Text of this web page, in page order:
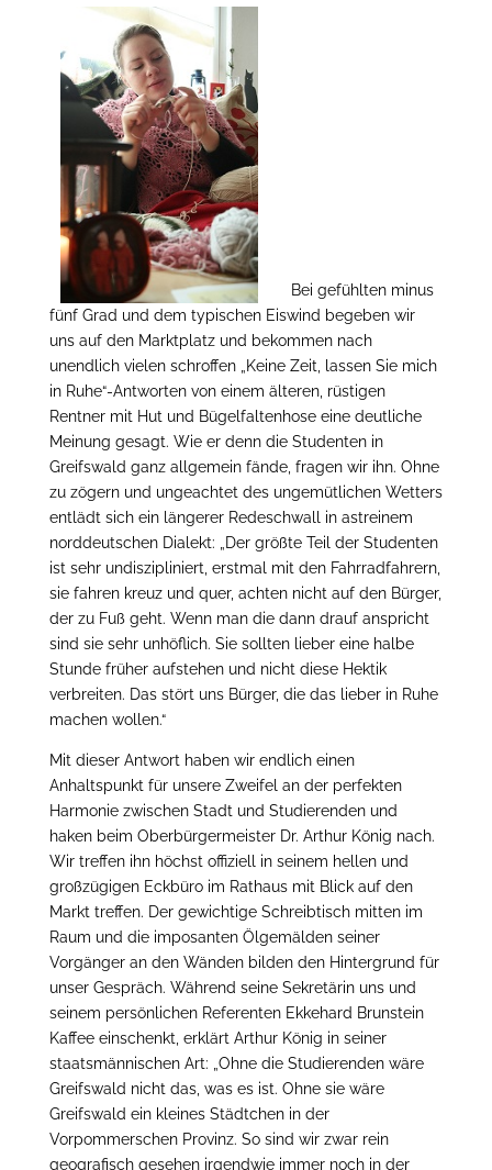
Bei gefühlten minus
fünf Grad und dem typischen Eiswind begeben wir
uns auf den Marktplatz und bekommen nach
unendlich vielen schroffen „Keine Zeit, lassen Sie mich
in Ruhe“-Antworten von einem älteren, rüstigen
Rentner mit Hut und Bügelfaltenhose eine deutliche
Meinung gesagt. Wie er denn die Studenten in
Greifswald ganz allgemein fände, fragen wir ihn. Ohne
zu zögern und ungeachtet des ungemütlichen Wetters
entlädt sich ein längerer Redeschwall in astreinem
norddeutschen Dialekt: „Der größte Teil der Studenten
ist sehr undiszipliniert, erstmal mit den Fahrradfahrern,
sie fahren kreuz und quer, achten nicht auf den Bürger,
der zu Fuß geht. Wenn man die dann drauf anspricht
sind sie sehr unhöflich. Sie sollten lieber eine halbe
Stunde früher aufstehen und nicht diese Hektik
verbreiten. Das stört uns Bürger, die das lieber in Ruhe
machen wollen.“
Mit dieser Antwort haben wir endlich einen
Anhaltspunkt für unsere Zweifel an der perfekten
Harmonie zwischen Stadt und Studierenden und
haken beim Oberbürgermeister Dr. Arthur König nach.
Wir treffen ihn höchst offiziell in seinem hellen und
großzügigen Eckbüro im Rathaus mit Blick auf den
Markt treffen. Der gewichtige Schreibtisch mitten im
Raum und die imposanten Ölgemälden seiner
Vorgänger an den Wänden bilden den Hintergrund für
unser Gespräch. Während seine Sekretärin uns und
seinem persönlichen Referenten Ekkehard Brunstein
Kaffee einschenkt, erklärt Arthur König in seiner
staatsmännischen Art: „Ohne die Studierenden wäre
Greifswald nicht das, was es ist. Ohne sie wäre
Greifswald ein kleines Städtchen in der
Vorpommerschen Provinz. So sind wir zwar rein
geografisch gesehen irgendwie immer noch in der